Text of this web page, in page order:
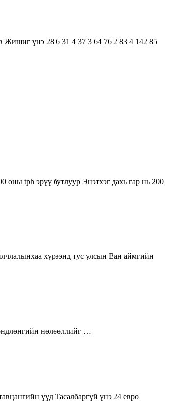
Жишиг үнэ 28 6 31 4 37 3 64 76 2 83 4 142 85
tph эрүү бутлуур Энэтхэг дахь гар нь 200
хүрээнд тус улсын Ван аймгийн
нөлөөллийг …
үүд Тасалбаргүй үнэ 24 евро